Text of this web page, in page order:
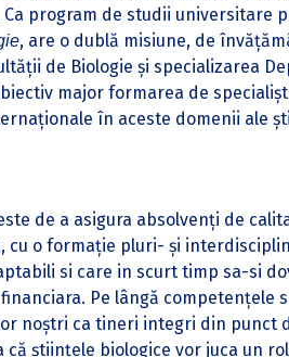
program de studii universitare
, are o dublă misiune, de
de Biologie și specializarea
major formarea de
în aceste domenii ale
de a asigura absolvenți de
o formație pluri- și
si care in scurt timp sa-si
Pe lângă competențele
noștri ca tineri integri din punct
științele biologice vor juca un